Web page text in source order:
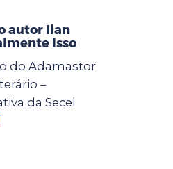
autor Ilan
Isso
do Adamastor
–
da Secel